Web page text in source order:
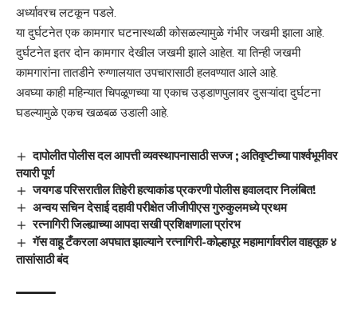
अर्ध्यावरच लटकून पडले.
या दुर्घटनेत एक कामगार घटनास्थळी कोसळल्यामुळे गंभीर जखमी झाला आहे.
दुर्घटनेत इतर दोन कामगार देखील जखमी झाले आहेत. या तिन्ही जखमी
कामगारांना तातडीने रुग्णालयात उपचारासाठी हलवण्यात आले आहे.
अवघ्या काही महिन्यात चिपळूणच्या या एकाच उड्डाणपुलावर दुसऱ्यांदा दुर्घटना
घडल्यामुळे एकच खळबळ उडाली आहे.
दापोलीत पोलीस दल आपत्ती व्यवस्थापनासाठी सज्ज ; अतिवृष्टीच्या पार्श्वभूमीवर
तयारी पूर्ण
जयगड परिसरातील तिहेरी हत्याकांड प्रकरणी पोलीस हवालदार निलंबित!
अन्वय सचिन देसाई दहावी परीक्षेत जीजीपीएस गुरुकुलमध्ये प्रथम
रत्नागिरी जिल्ह्याच्या आपदा सखी प्रशिक्षणाला प्रांरभ
गॅस वाहू टँकरला अपघात झाल्याने रत्नागिरी-कोल्हापूर महामार्गावरील वाहतूक ४
तासांसाठी बंद